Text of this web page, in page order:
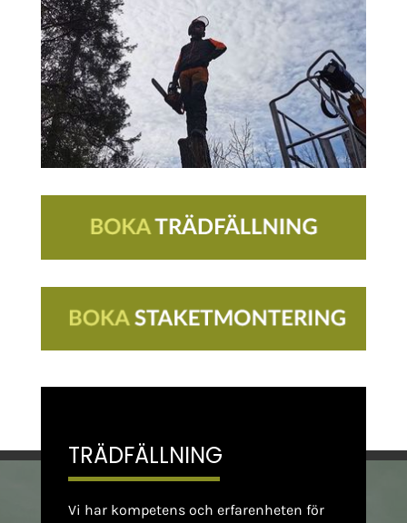
TRÄDFÄLLNING
Vi har kompetens och erfarenheten för